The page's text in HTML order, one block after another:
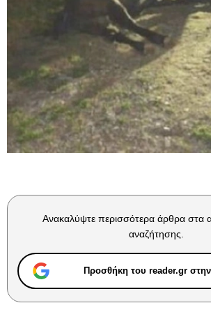
Ανακαλύψτε περισσότερα άρθρα στα
αναζήτησης.
Προσθήκη του reader.gr